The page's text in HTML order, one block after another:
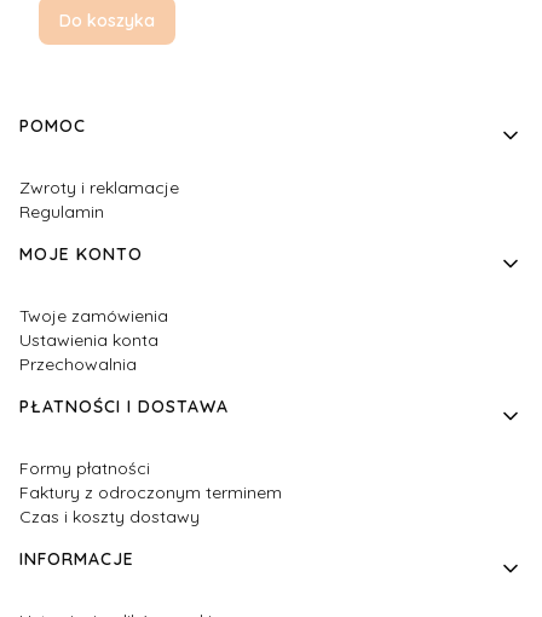
Do koszyka
Linki w stopce
POMOC
Zwroty i reklamacje
Regulamin
MOJE KONTO
Twoje zamówienia
Ustawienia konta
Przechowalnia
PŁATNOŚCI I DOSTAWA
Formy płatności
Faktury z odroczonym terminem
Czas i koszty dostawy
INFORMACJE